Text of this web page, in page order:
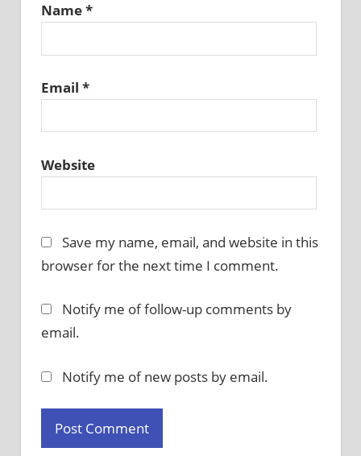
Name*
Email *
Website
Save my name, email, and website in this
browser for the next time I comment.
Notify me of follow-up comments by
email.
Notify me of new posts by email.